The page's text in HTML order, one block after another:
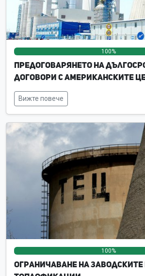
100%
Предоговарянето на
договори с американските
Вижте повече
100%
Ограничаване на